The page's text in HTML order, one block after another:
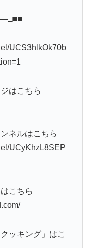
UCS3hlkOk70b
はこちら
ネルはこちら
UCyKhzL8SEP
こちら
ッキング」はこ